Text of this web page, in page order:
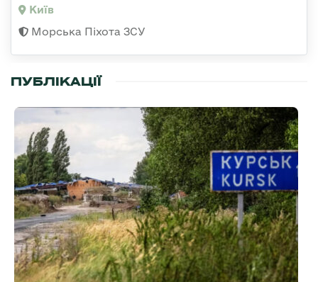
Київ
Морська Піхота ЗСУ
ПУБЛІКАЦІЇ